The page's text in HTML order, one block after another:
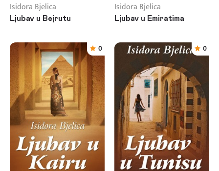
Isidora Bjelica
Ljubav u Bejrutu
Isidora Bjelica
Ljubav u Emiratima
0 0